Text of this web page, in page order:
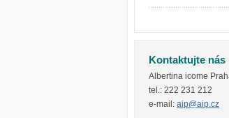
Kontaktujte nás
Albertina icome
tel.: 222 231 212
e-mail: aip@aip.cz